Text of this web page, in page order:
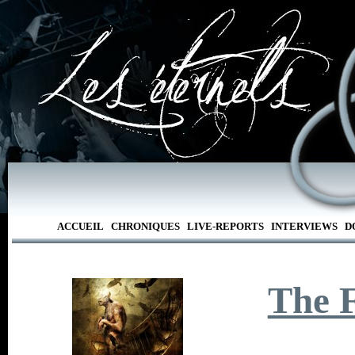
ACCUEIL CHRONIQUES LIVE-REPORTS INTERVIEWS
The